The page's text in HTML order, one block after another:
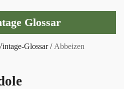
Glossar
Glossar/ Abbeizen